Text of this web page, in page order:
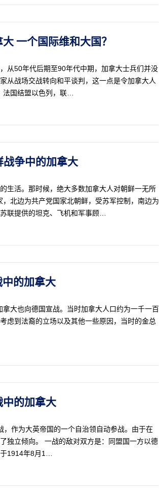
一个国际维和大国？
从50年代后期至90年代中期，加拿大士兵们并没
从战场交战转向和平谈判，这一点是令加拿大人
法国结盟以色列，联…
争中的加拿大
生活。那时候，绝大多数加拿大人对朝鲜一无所
北边为共产党国家北朝鲜，受苏军控制，南边为
联提供的坦克、飞机和军事顾…
的加拿大
大也向德国宣战。当时加拿大人口约为一千一百
虑到法裔的立场以及其他一些原因，当时的金总
的加拿大
作为大英帝国的一个自治领自动参战。由于在
独立倾向。 一战的敌对双方是：同盟国一方以德
1914年8月1…